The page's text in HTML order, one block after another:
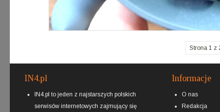
Strona 1 z
IN4.pl
IN4.pl to jeden z najstarszych polskich
serwisów internetowych zajmujący się
Informacje
O nas
Redakcja